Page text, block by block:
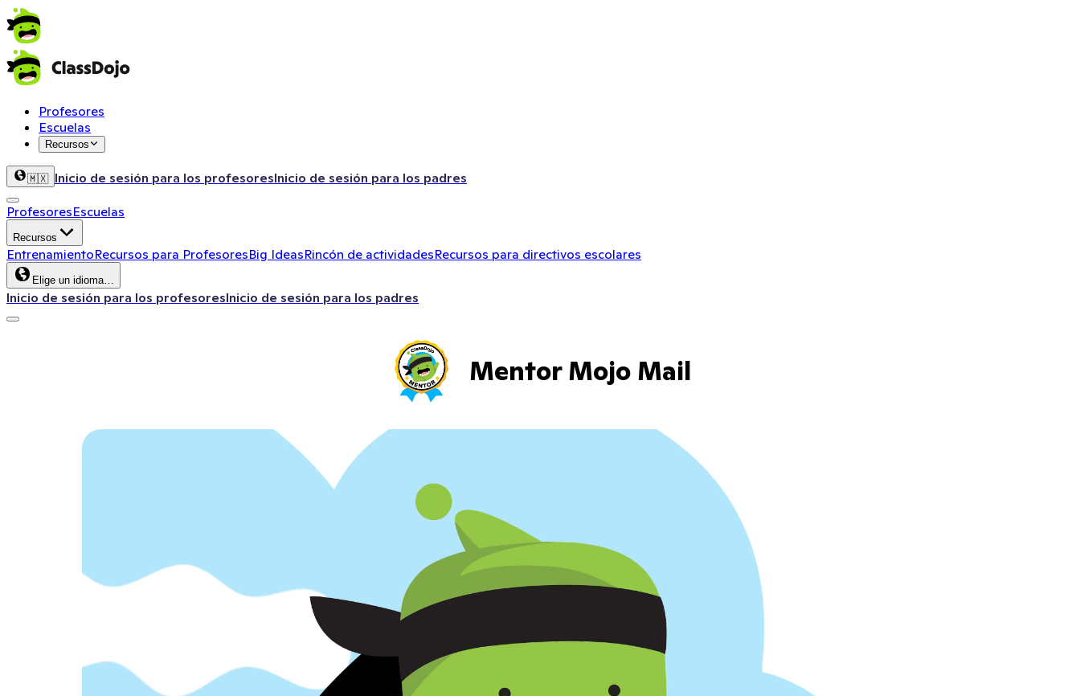
Profesores
Escuelas
Recursos
🇲🇽 Inicio de sesión para los profesoresInicio de sesión para los padres
ProfesoresEscuelas
Recursos
EntrenamientoRecursos para ProfesoresBig IdeasRincón de actividadesRecursos para directivos escolares
Elige un idioma…
Inicio de sesión para los profesoresInicio de sesión para los padres
Mentor Mojo Mail